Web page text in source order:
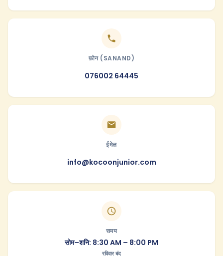
फ़ोन (SANAND)
076002 64445
ईमेल
info@kocoonjunior.com
समय
सोम–शनि: 8:30 AM – 8:00 PM
रविवार बंद